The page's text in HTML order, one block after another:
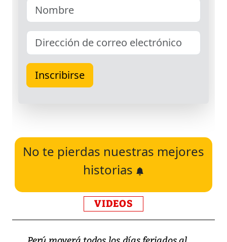
No te pierdas nuestras mejores
historias
VIDEOS